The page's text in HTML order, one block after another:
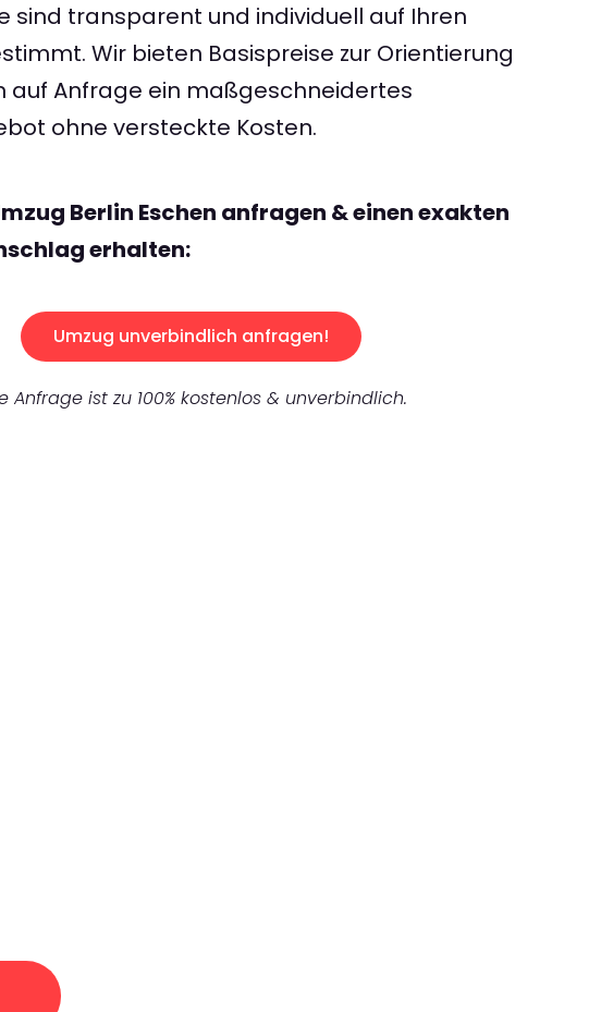
sind transparent und individuell auf Ihren
Wir bieten Basispreise zur Orientierung
auf Anfrage ein maßgeschneidertes
ohne versteckte Kosten.
Berlin Eschen anfragen & einen exakten
erhalten:
Umzug unverbindlich anfragen!
Anfrage ist zu 100% kostenlos & unverbindlich.